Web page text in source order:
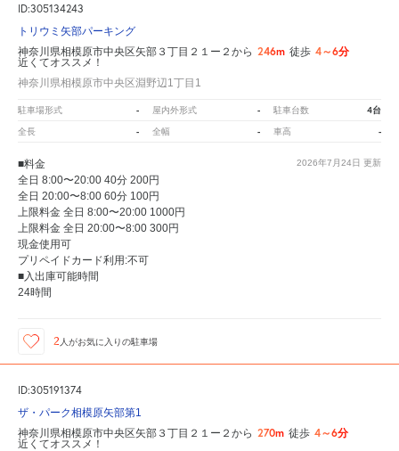
ID:305134243
トリウミ矢部パーキング
神奈川県相模原市中央区矢部３丁目２１ー２から 246m 徒歩 4～6分
近くてオススメ！
神奈川県相模原市中央区淵野辺1丁目1
駐車場形式 - 屋内外形式 - 駐車台数 4台
全長 - 全幅 - 車高 -
2026年7月24日 更新
■料金
全日 8:00〜20:00 40分 200円
全日 20:00〜8:00 60分 100円
上限料金 全日 8:00〜20:00 1000円
上限料金 全日 20:00〜8:00 300円
現金使用可
プリペイドカード利用:不可
■入出庫可能時間
24時間
2 人がお気に入りの駐車場
ID:305191374
ザ・パーク相模原矢部第1
神奈川県相模原市中央区矢部３丁目２１ー２から 270m 徒歩 4～6分
近くてオススメ！